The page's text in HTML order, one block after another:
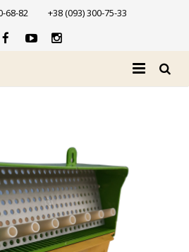
68-82 +38 (093) 300-75-33